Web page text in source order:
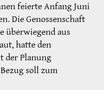
feierte Anfang Juni
Die Genossenschaft
überwiegend aus
hatte den
der Planung
soll zum